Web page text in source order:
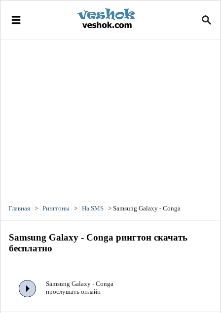
Главная > Рингтоны > На SMS > Samsung Galaxy - Conga
Samsung Galaxy - Conga рингтон скачать
бесплатно
Samsung Galaxy - Conga
прослушать онлайн